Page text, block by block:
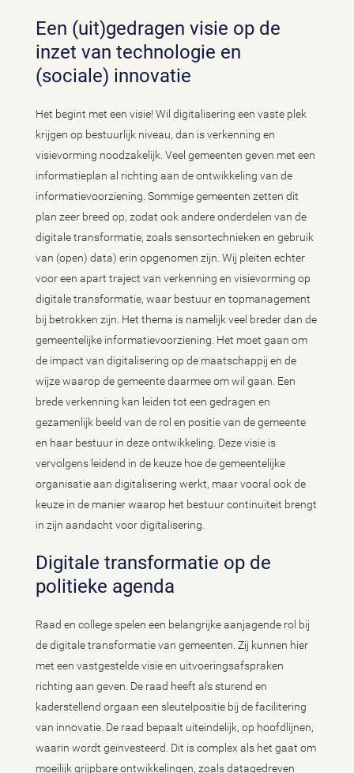
Een (uit)gedragen visie op de
inzet van technologie en
(sociale) innovatie
Het begint met een visie! Wil digitalisering een vaste plek
krijgen op bestuurlijk niveau, dan is verkenning en
visievorming noodzakelijk. Veel gemeenten geven met een
informatieplan al richting aan de ontwikkeling van de
informatievoorziening. Sommige gemeenten zetten dit
plan zeer breed op, zodat ook andere onderdelen van de
digitale transformatie, zoals sensortechnieken en gebruik
van (open) data) erin opgenomen zijn. Wij pleiten echter
voor een apart traject van verkenning en visievorming op
digitale transformatie, waar bestuur en topmanagement
bij betrokken zijn. Het thema is namelijk veel breder dan de
gemeentelijke informatievoorziening. Het moet gaan om
de impact van digitalisering op de maatschappij en de
wijze waarop de gemeente daarmee om wil gaan. Een
brede verkenning kan leiden tot een gedragen en
gezamenlijk beeld van de rol en positie van de gemeente
en haar bestuur in deze ontwikkeling. Deze visie is
vervolgens leidend in de keuze hoe de gemeentelijke
organisatie aan digitalisering werkt, maar vooral ook de
keuze in de manier waarop het bestuur continuïteit brengt
in zijn aandacht voor digitalisering.
Digitale transformatie op de
politieke agenda
Raad en college spelen een belangrijke aanjagende rol bij
de digitale transformatie van gemeenten. Zij kunnen hier
met een vastgestelde visie en uitvoeringsafspraken
richting aan geven. De raad heeft als sturend en
kaderstellend orgaan een sleutelpositie bij de facilitering
van innovatie. De raad bepaalt uiteindelijk, op hoofdlijnen,
waarin wordt geïnvesteerd. Dit is complex als het gaat om
moeilijk grijpbare ontwikkelingen, zoals datagedreven